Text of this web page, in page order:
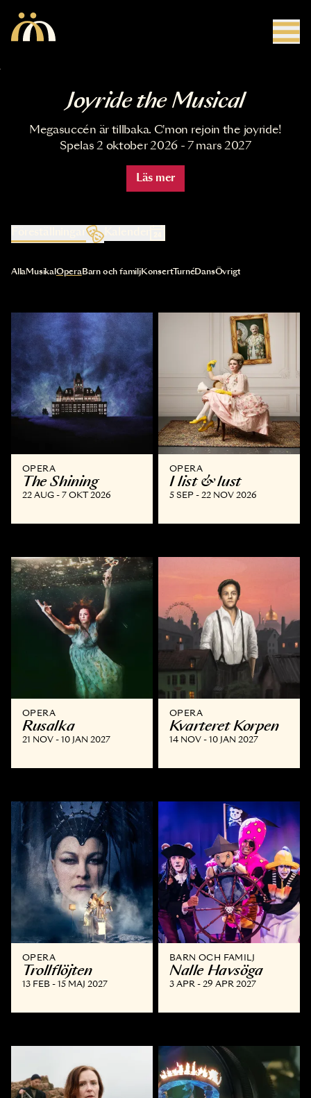
Joyride the Musical
Megasuccén är tillbaka. C'mon rejoin the joyride!
Spelas 2 oktober 2026 - 7 mars 2027
Läs mer
Kalender
Val av kategori uppdaterar innehållet automatiskt
AllaMusikal OperaBarn och familjKonsertTurnéDansÖvrigt
OPERA
The Shining
22 AUG - 7 OKT 2026
OPERA
I list & lust
5 SEP - 22 NOV 2026
OPERA
Rusalka
21 NOV - 10 JAN 2027
OPERA
Kvarteret Korpen
14 NOV - 10 JAN 2027
OPERA
Trollflöjten
13 FEB - 15 MAJ 2027
BARN OCH FAMILJ
Nalle Havsöga
3 APR - 29 APR 2027